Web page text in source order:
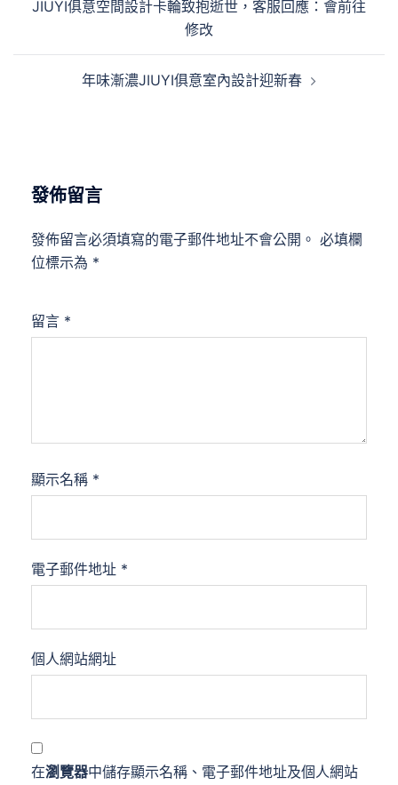
導JIUYI俱意空間設計卡輪致抱逝世，客服回應：會前往
修改
年味漸濃JIUYI俱意室內設計迎新春
發佈留言
發佈留言必須填寫的電子郵件地址不會公開。 必填欄
位標示為 *
留言 *
顯示名稱 *
電子郵件地址 *
個人網站網址
在瀏覽器中儲存顯示名稱、電子郵件地址及個人網站